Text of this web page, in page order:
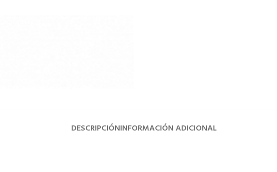
DESCRIPCIÓNINFORMACIÓN ADICIONAL